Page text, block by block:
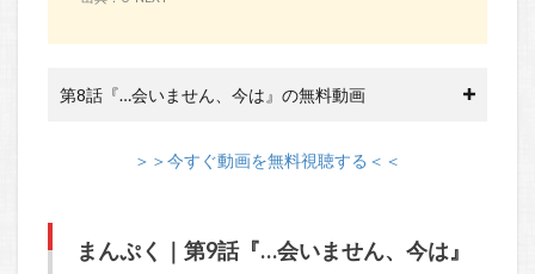
第8話『…会いません、今は』の無料動画
＞＞今すぐ動画を無料視聴する＜＜
まんぷく｜第9話『…会いません、今は』